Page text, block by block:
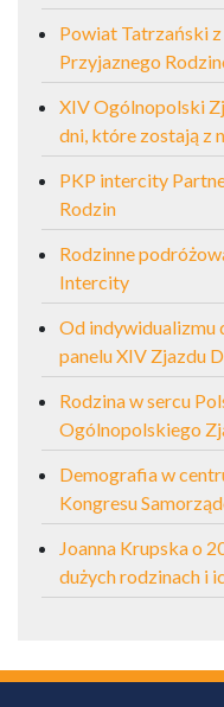
Powiat Tatrzański
Przyjaznego
XIV Ogólnopolski
dni, które zostają z
PKP intercity
Rodzin
Rodzinne
Intercity
Od indywidualizmu
panelu XIV Zjazdu
Rodzina w sercu
Ogólnopolskiego
Demografia w
Kongresu
Joanna Krupska o
dużych rodzinach i